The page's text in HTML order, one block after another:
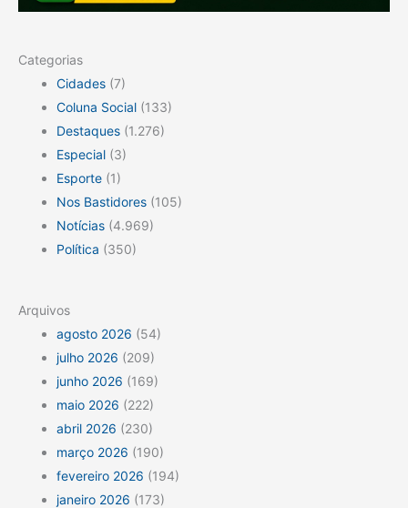
Categorias
Cidades (7)
Coluna Social (133)
Destaques (1.276)
Especial (3)
Esporte (1)
Nos Bastidores (105)
Notícias (4.969)
Política (350)
Arquivos
agosto 2026 (54)
julho 2026 (209)
junho 2026 (169)
maio 2026 (222)
abril 2026 (230)
março 2026 (190)
fevereiro 2026 (194)
janeiro 2026 (173)